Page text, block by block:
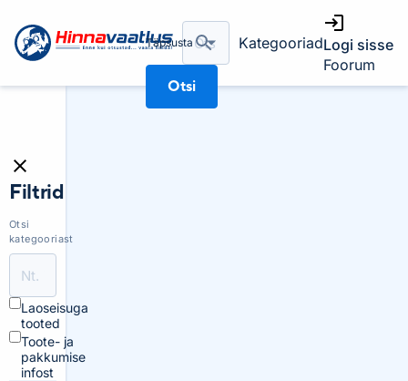
Täpsusta
Otsi
KategooriadLogi sisse
Foorum
Filtrid
Otsi
kategooriast
Laoseisuga
tooted
Toote- ja
pakkumise
infost